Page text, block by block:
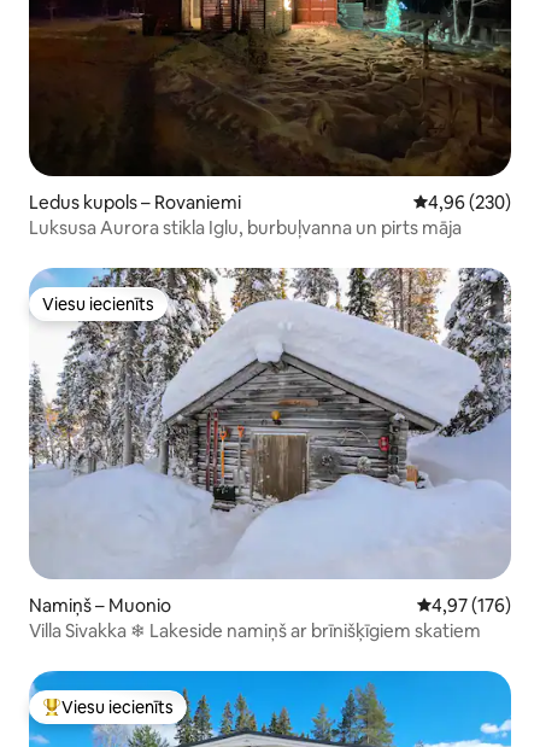
Ledus kupols – Rovaniemi Vidējais
4,96 (230)
Luksusa Aurora stikla Iglu, burbuļvanna un pirts māja
Viesu iecienīts
Viesu iecienīts
Namiņš – Muonio Vidējais
4,97 (176)
Villa Sivakka ❄ Lakeside namiņš ar brīnišķīgiem skatiem
Populārs viesu iecienīts mājoklis
Viesu iecienīts